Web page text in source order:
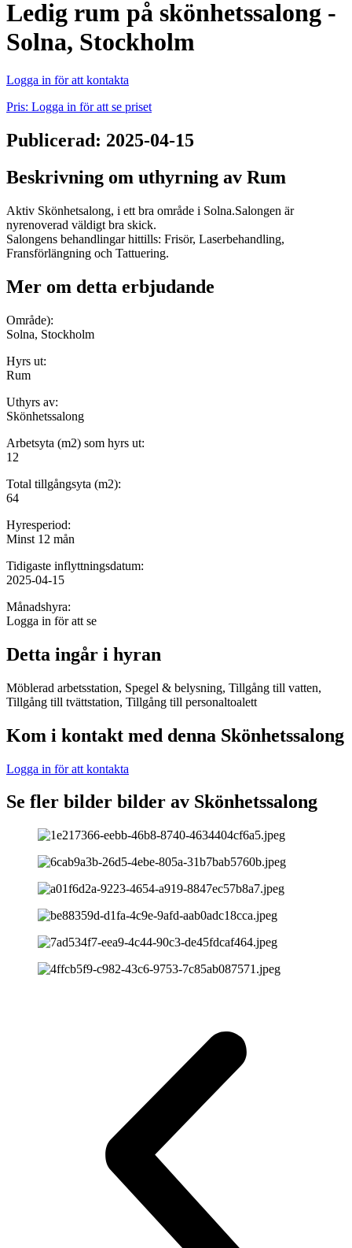
Ledig rum på skönhetssalong -
Solna, Stockholm
Logga in för att kontakta
Pris: Logga in för att se priset
Publicerad: 2025-04-15
Beskrivning om uthyrning av Rum
Aktiv Skönhetsalong, i ett bra område i Solna.Salongen är
nyrenoverad väldigt bra skick.
Salongens behandlingar hittills: Frisör, Laserbehandling,
Fransförlängning och Tattuering.
Mer om detta erbjudande
Område):
Solna, Stockholm
Hyrs ut:
Rum
Uthyrs av:
Skönhetssalong
Arbetsyta (m2) som hyrs ut:
12
Total tillgångsyta (m2):
64
Hyresperiod:
Minst 12 mån
Tidigaste inflyttningsdatum:
2025-04-15
Månadshyra:
Logga in för att se
Detta ingår i hyran
Möblerad arbetsstation, Spegel & belysning, Tillgång till vatten,
Tillgång till tvättstation, Tillgång till personaltoalett
Kom i kontakt med denna Skönhetssalong
Logga in för att kontakta
Se fler bilder bilder av Skönhetssalong